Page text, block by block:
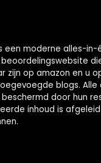
moderne alles-in-
zijn op amazon en u
blogs. Alle
door hun
inhoud is afgeleid